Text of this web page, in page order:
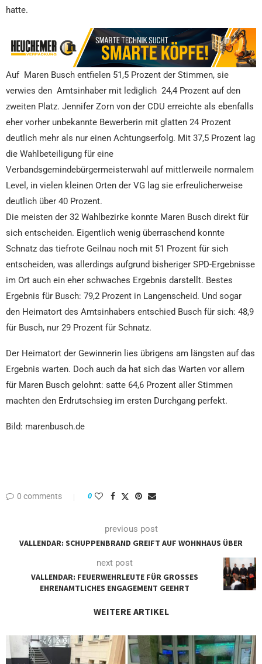
hatte.
Auf Maren Busch entfielen 51,5 Prozent der Stimmen, sie
verwies den Amtsinhaber mit lediglich 24,4 Prozent auf den
zweiten Platz. Jennifer Zorn von der CDU erreichte als ebenfalls
eher vorher unbekannte Bewerberin mit glatten 24 Prozent
deutlich mehr als nur einen Achtungserfolg. Mit 37,5 Prozent lag
die Wahlbeteiligung für eine
Verbandsgemindebürgermeisterwahl auf mittlerweile normalem
Level, in vielen kleinen Orten der VG lag sie erfreulicherweise
deutlich über 40 Prozent.
Die meisten der 32 Wahlbezirke konnte Maren Busch direkt für
sich entscheiden. Eigentlich wenig überraschend konnte
Schnatz das tiefrote Geilnau noch mit 51 Prozent für sich
entscheiden, was allerdings aufgrund bisheriger SPD-Ergebnisse
im Ort auch ein eher schwaches Ergebnis darstellt. Bestes
Ergebnis für Busch: 79,2 Prozent in Langenscheid. Und sogar
den Heimatort des Amtsinhabers entschied Busch für sich: 48,9
für Busch, nur 29 Prozent für Schnatz.
Der Heimatort der Gewinnerin lies übrigens am längsten auf das
Ergebnis warten. Doch auch da hat sich das Warten vor allem
für Maren Busch gelohnt: satte 64,6 Prozent aller Stimmen
machten den Erdrutschsieg im ersten Durchgang perfekt.
Bild: marenbusch.de
0 comments 0
previous post
VALLENDAR: SCHUPPENBRAND GREIFT AUF WOHNHAUS ÜBER
next post
VALLENDAR: FEUERWEHRLEUTE FÜR GROSSES E
HRENAMTLICHES ENGAGEMENT GEEHRT
WEITERE ARTIKEL